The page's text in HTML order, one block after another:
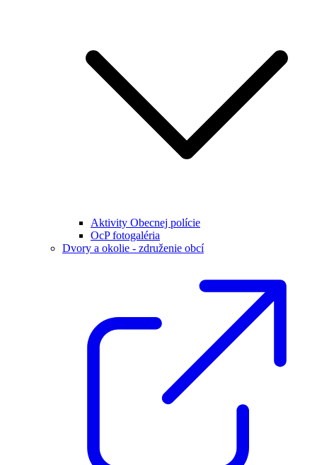
Aktivity Obecnej polície
OcP fotogaléria
Dvory a okolie - združenie obcí